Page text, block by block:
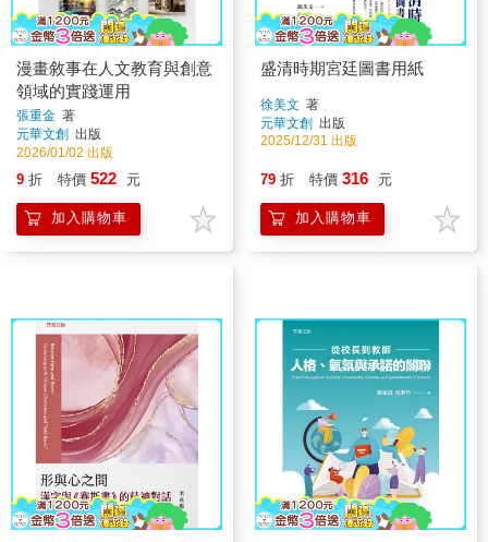
漫畫敘事在人文教育與創意
領域的實踐運用
張重金 著
元華文創 出版
2026/01/02 出版
9 折 特價 522 元
加入購物車
盛清時期宮廷圖書用紙
徐美文 著
元華文創 出版
2025/12/31 出版
79 折 特價 316 元
加入購物車